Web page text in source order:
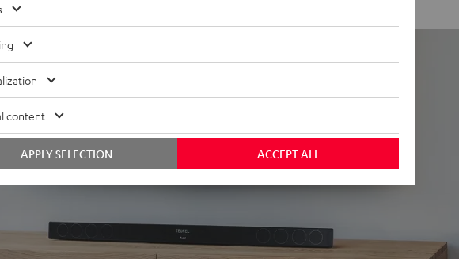
content
ACCEPT ALL
APPLY SELECTION